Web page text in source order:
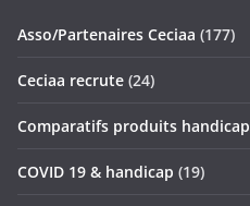
Asso/Partenaires Ceciaa (177)
Ceciaa recrute (24)
Comparatifs produits handicap
COVID 19 & handicap (19)